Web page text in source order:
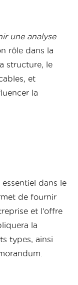
une analyse
rôle dans la
structure, le
et
la
dans le
de fournir
et l’offre
la
types, ainsi